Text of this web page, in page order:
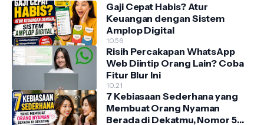
Gaji Cepat Habis? Atur
Keuangan dengan Sistem
Amplop Digital
10.56
Risih Percakapan WhatsApp
Web Diintip Orang Lain? Coba
Fitur Blur Ini
10.21
7 Kebiasaan Sederhana yang
Membuat Orang Nyaman
Berada di Dekatmu, Nomor 5